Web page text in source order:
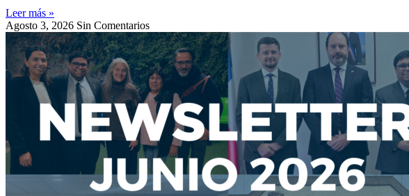
Leer más »
Agosto 3, 2026 Sin Comentarios